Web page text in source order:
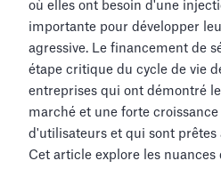
où elles ont besoin d'une
importante pour développer
agressive. Le financement de
étape critique du cycle de vie
entreprises qui ont démontré
marché et une forte
d'utilisateurs et qui sont prêtes
Cet article explore les